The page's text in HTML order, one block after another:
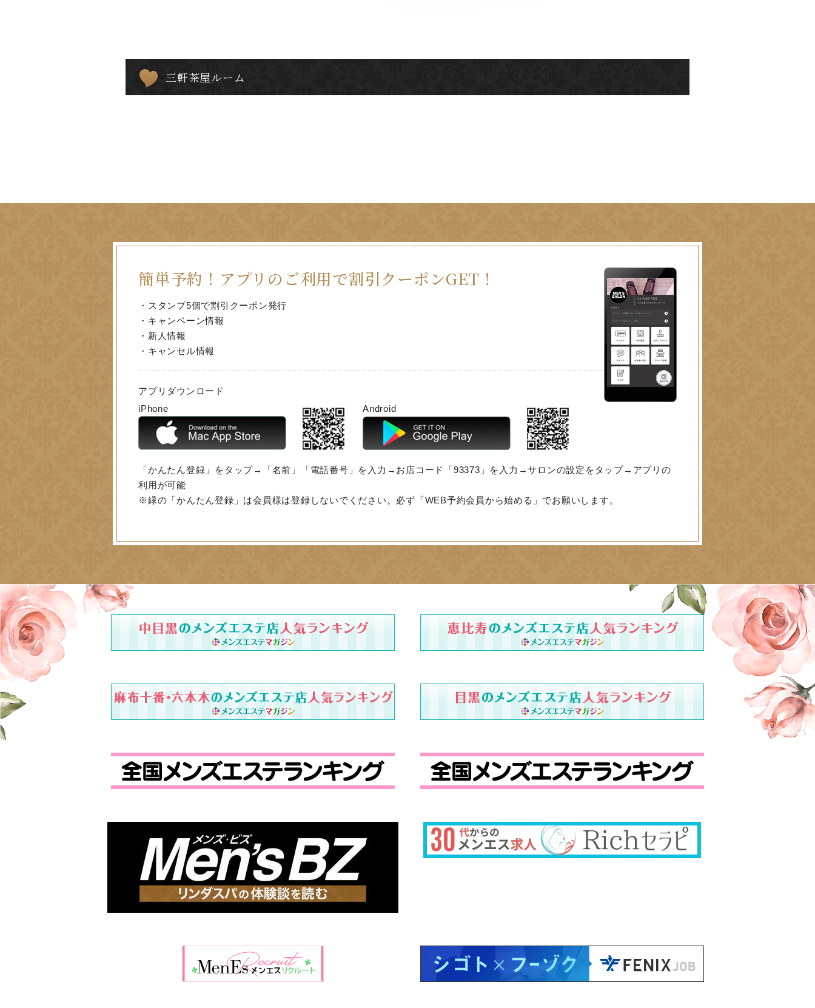
三軒茶屋ルーム
簡単予約！ アプリのご利用で割引クーポンGET！
・スタンプ5個で割引クーポン発行
・キャンペーン情報
・新人情報
・キャンセル情報
アプリダウンロード
iPhone
Android
「かんたん登録」をタップ→「名前」「電話番号」を入力→お店コード「93373」を入力→サロンの設定をタップ→アプリの
利用が可能
※緑の「かんたん登録」は会員様は登録しないでください。必ず「WEB予約会員から始める」でお願いします。